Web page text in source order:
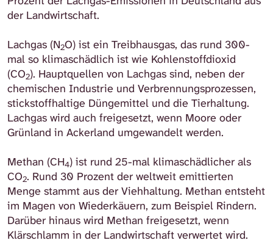
der Landwirtschaft.
Lachgas (N2O) ist ein ⁠Treibhausgas⁠, das rund 300-
mal so klimaschädlich ist wie Kohlenstoffdioxid
(CO2). Hauptquellen von Lachgas sind, neben der
chemischen Industrie und Verbrennungsprozessen,
stickstoffhaltige Düngemittel und die Tierhaltung.
Lachgas wird auch freigesetzt, wenn Moore oder
Grünland in Ackerland umgewandelt werden.
Methan (CH4) ist rund 25-mal klimaschädlicher als
CO2. Rund 30 Prozent der weltweit emittierten
Menge stammt aus der Viehhaltung. Methan entsteht
im Magen von Wiederkäuern, zum Beispiel Rindern.
Darüber hinaus wird Methan freigesetzt, wenn
Klärschlamm in der Landwirtschaft verwertet wird.